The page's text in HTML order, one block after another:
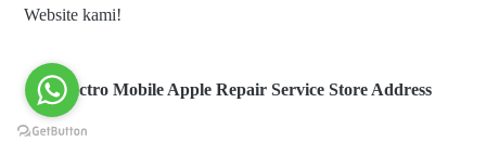
Website kami!
Electro Mobile Apple Repair Service Store Address